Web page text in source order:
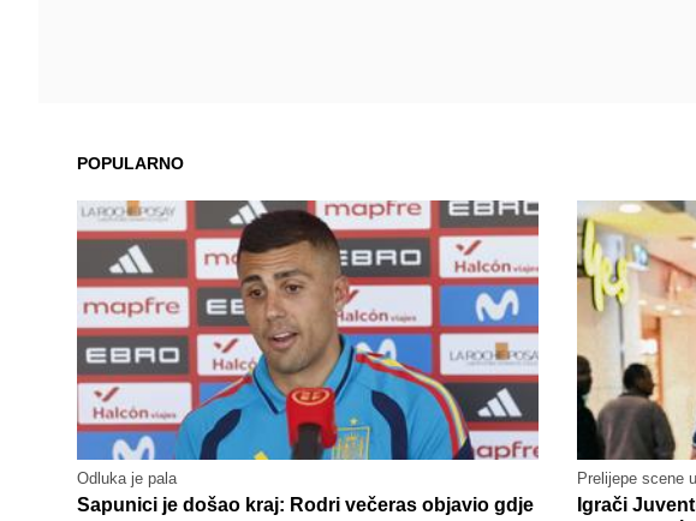
POPULARNO
Odluka je pala
Sapunici je došao kraj: Rodri večeras objavio gdje
Prelijepe scene
Igrači